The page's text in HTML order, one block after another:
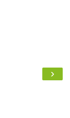
›